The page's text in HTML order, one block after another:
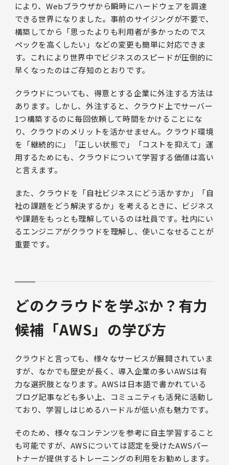
により、Webブラウザから瞬時にハードウェアを調達
できる世界になりました。事前のサイジングが不要で、
構築してから「思ったよりも利用者が多かったのでス
ペックを高くしたい」などの変更も簡単に対応できま
す。これにより世界中でビジネスのスピードが圧倒的に
早くなったのはご存知のとおりです。
クラウドについても、得意とする企業に外注する方法は
あります。しかし、外注すると、クラウド上でサーバー
1つ構築するのに毎回依頼して時間をかけることにな
り、クラウドのメリットを活かせません。クラウド環境
を「継続的に」「正しい状態で」「コストを抑えて」運
用するためにも、クラウドについて学習する価値は高い
と言えます。
また、クラウドを「自社ビジネスにどう活かすか」「自
社の課題をどう解決するか」を考えるときに、ビジネス
や課題をもっとも理解しているのは社員です。社内にい
るエンジニアがクラウドを理解し、使いこなせることが
重要です。
どのクラウドを学ぶか？有力
候補「AWS」の学び方
クラウドと言っても、様々なサービスが展開されていま
すが、なかでも歴史が長く、導入企業の多いAWSは有
力な選択肢となります。AWSは日本語で書かれている
ブログ記事なども多い上、コミュニティも活発に活動し
ており、学習しはじめるハードルが低い点も魅力です。
そのため、様々なコンテンツを参考に自主学習すること
も可能ですが、AWSについては認定を受けたAWSパー
トナーが提供するトレーニングの利用をお勧めします。